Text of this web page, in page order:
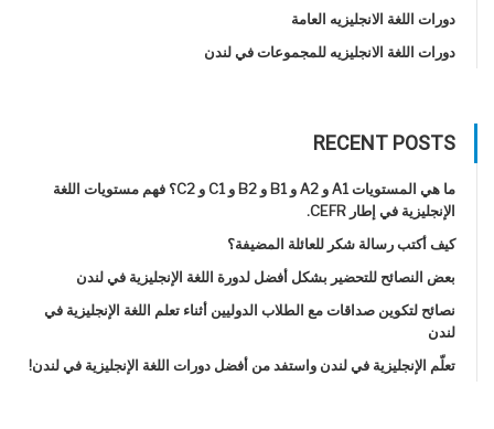
دورات اللغة الانجليزيه العامة
دورات اللغة الانجليزيه للمجموعات في لندن
RECENT POSTS
ما هي المستويات A1 و A2 و B1 و B2 و C1 و C2؟ فهم مستويات اللغة
الإنجليزية في إطار CEFR.
كيف أكتب رسالة شكر للعائلة المضيفة؟
بعض النصائح للتحضير بشكل أفضل لدورة اللغة الإنجليزية في لندن
نصائح لتكوين صداقات مع الطلاب الدوليين أثناء تعلم اللغة الإنجليزية في
لندن
تعلّم الإنجليزية في لندن واستفد من أفضل دورات اللغة الإنجليزية في لندن!